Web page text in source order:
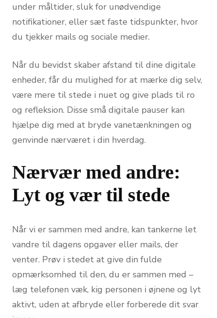
under måltider, sluk for unødvendige
notifikationer, eller sæt faste tidspunkter, hvor
du tjekker mails og sociale medier.
Når du bevidst skaber afstand til dine digitale
enheder, får du mulighed for at mærke dig selv,
være mere til stede i nuet og give plads til ro
og refleksion. Disse små digitale pauser kan
hjælpe dig med at bryde vanetænkningen og
genvinde nærværet i din hverdag.
Nærvær med andre:
Lyt og vær til stede
Når vi er sammen med andre, kan tankerne let
vandre til dagens opgaver eller mails, der
venter. Prøv i stedet at give din fulde
opmærksomhed til den, du er sammen med –
læg telefonen væk, kig personen i øjnene og lyt
aktivt, uden at afbryde eller forberede dit svar